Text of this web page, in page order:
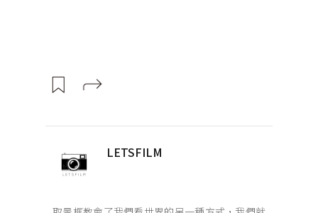
LETSFILM